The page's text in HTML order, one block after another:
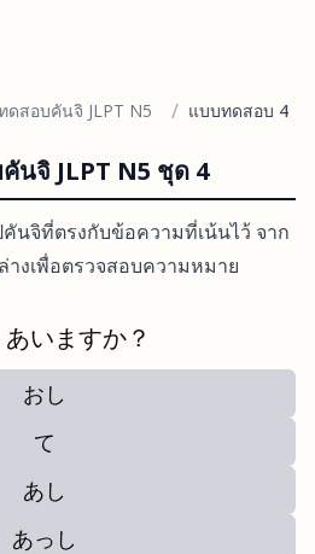
ดสอบคันจิ JLPT N5 / แบบทดสอบ 4
นจิ JLPT N5 ชุด 4
นจิที่ตรงกับข้อความที่เน้นไว้ จาก
งเพื่อตรวจสอบความหมาย
あいますか？
おし
て
あし
あっし